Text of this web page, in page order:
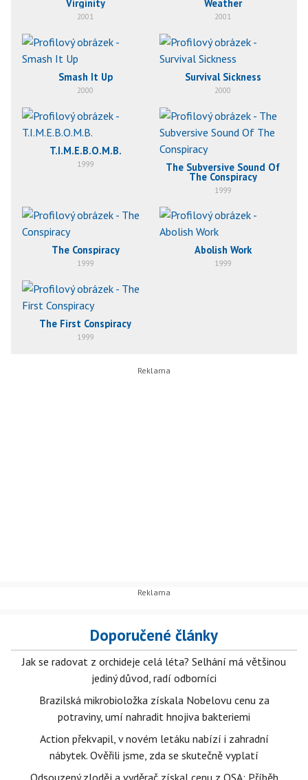
Virginity
2001
Weather
2001
Smash It Up
2000
Survival Sickness
2000
T.I.M.E.B.O.M.B.
1999 The Subversive Sound Of
The Conspiracy
1999
The Conspiracy
1999
Abolish Work
1999
The First Conspiracy
1999
Doporučené články
Jak se radovat z orchideje celá léta? Selhání má většinou
jediný důvod, radí odborníci
Brazilská mikrobioložka získala Nobelovu cenu za
potraviny, umí nahradit hnojiva bakteriemi
Action překvapil, v novém letáku nabízí i zahradní
nábytek. Ověřili jsme, zda se skutečně vyplatí
Odsouzený zloděj a vyděrač získal cenu z OSA: Příběh